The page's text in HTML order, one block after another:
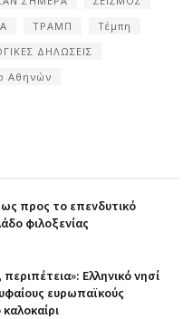
ΤΡΑΜΠ
Τέμπη
ΔΗΛΩΣΕΙΣ
Αθηνών
προς το επενδυτικό
φιλοξενίας
Ελληνικό νησί
ευρωπαϊκούς